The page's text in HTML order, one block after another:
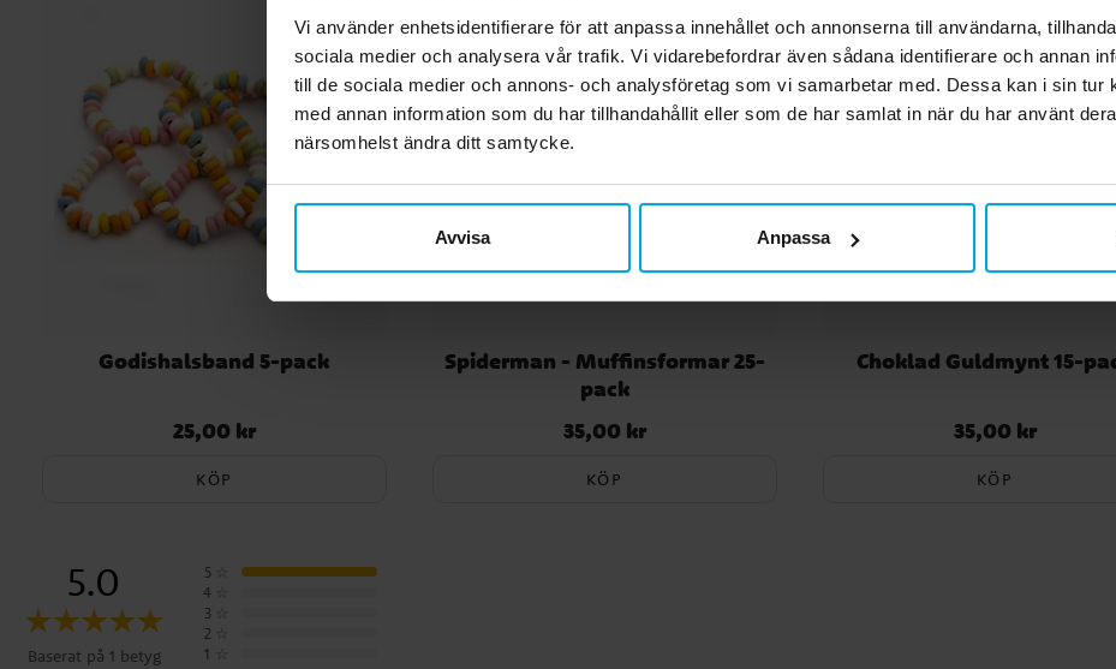
Vi använder enhetsidentifierare för att anpassa innehållet och annonserna till användarna,
sociala medier och analysera vår trafik. Vi vidarebefordrar även sådana identifierare och annan
till de sociala medier och annons- och analysföretag som vi samarbetar med. Dessa kan i sin tur
med annan information som du har tillhandahållit eller som de har samlat in när du har använt
närsomhelst ändra ditt samtycke.
Avvisa Anpassa
Godishalsband 5-pack
Pris: 25,00 kr
25,00 kr
KÖP
Spiderman - Muffinsformar 25-
pack
Pris: 35,00 kr
35,00 kr
KÖP
Choklad Guldmynt 15-
Pris: 35,00 kr
35,00 kr
KÖP
5.0
Baserat på 1 betyg
5
4
3
2
1